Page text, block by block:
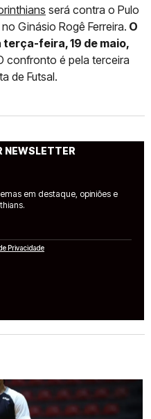
será contra o Pulo
Ginásio Rogê Ferreira. O
feira, 19 de maio,
confronto é pela terceira
de Futsal.
NEWSLETTER
em destaque, opiniões e
Privacidade